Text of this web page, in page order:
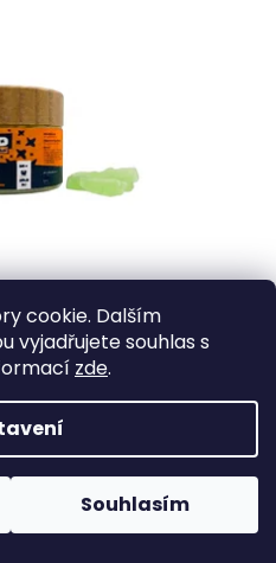
cookie. Dalším
vyjadřujete souhlas s
zde.
Souhlasím
ks - Klidný režim
Do košíku
ve škrobovém kabátku! Vaše
vylepšili o přidaný škrob, díky
i...